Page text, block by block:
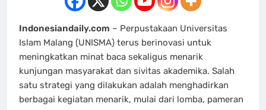
Indonesiandaily.com – Perpustakaan Universitas
Islam Malang (UNISMA) terus berinovasi untuk
meningkatkan minat baca sekaligus menarik
kunjungan masyarakat dan sivitas akademika. Salah
satu strategi yang dilakukan adalah menghadirkan
berbagai kegiatan menarik, mulai dari lomba, pameran